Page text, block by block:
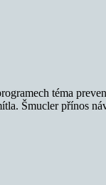
téma
Šmucler přínos